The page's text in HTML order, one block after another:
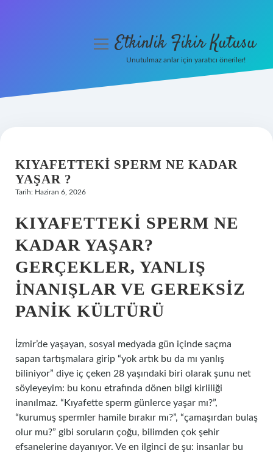
Hakkımızda
menüyüEtkinlik Fikir Kutusu
Unutulmaz anlar için yaratıcı öneriler!
KIYAFETTEKI SPERM NE KADAR
YAŞAR ?
Tarih: Haziran 6, 2026
KIYAFETTEKI SPERM NE
KADAR YAŞAR?
GERÇEKLER, YANLIŞ
INANIŞLAR VE GEREKSIZ
PANIK KÜLTÜRÜ
İzmir’de yaşayan, sosyal medyada gün içinde saçma
sapan tartışmalara girip “yok artık bu da mı yanlış
biliniyor” diye iç çeken 28 yaşındaki biri olarak şunu net
söyleyeyim: bu konu etrafında dönen bilgi kirliliği
inanılmaz. “Kıyafette sperm günlerce yaşar mı?”,
“kurumuş spermler hamile bırakır mı?”, “çamaşırdan bulaş
olur mu?” gibi soruların çoğu, bilimden çok şehir
efsanelerine dayanıyor. Ve en ilginci de şu: insanlar bu